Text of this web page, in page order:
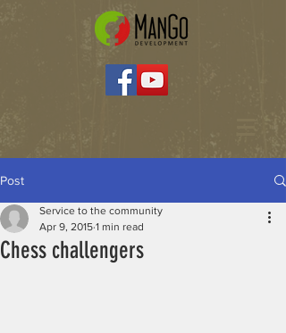
Post
Chess challengers
Service to the community
Apr 9, 2015 1 min read